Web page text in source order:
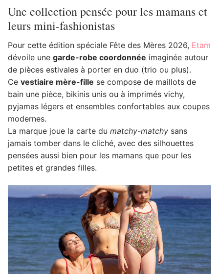
Une collection pensée pour les mamans et
leurs mini-fashionistas
Pour cette édition spéciale Fête des Mères 2026, Etam
dévoile une garde-robe coordonnée imaginée autour
de pièces estivales à porter en duo (trio ou plus).
Ce vestiaire mère-fille se compose de maillots de
bain une pièce, bikinis unis ou à imprimés vichy,
pyjamas légers et ensembles confortables aux coupes
modernes.
La marque joue la carte du matchy-matchy sans
jamais tomber dans le cliché, avec des silhouettes
pensées aussi bien pour les mamans que pour les
petites et grandes filles.